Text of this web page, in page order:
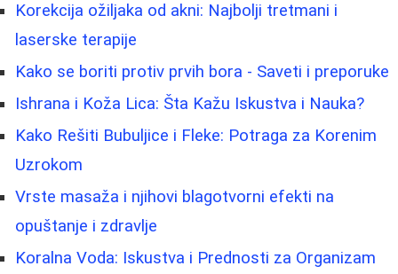
Korekcija ožiljaka od akni: Najbolji tretmani i
laserske terapije
Kako se boriti protiv prvih bora - Saveti i preporuke
Ishrana i Koža Lica: Šta Kažu Iskustva i Nauka?
Kako Rešiti Bubuljice i Fleke: Potraga za Korenim
Uzrokom
Vrste masaža i njihovi blagotvorni efekti na
opuštanje i zdravlje
Koralna Voda: Iskustva i Prednosti za Organizam